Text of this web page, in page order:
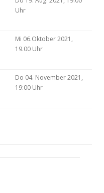
Uhr
Mi 06.Oktober 2021,
19.00 Uhr
Do 04. November 2021,
19:00 Uhr